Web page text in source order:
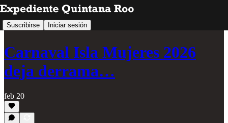
Suscribirse Iniciar sesión
Carnaval Isla Mujeres 2026
deja derrama…
feb 20